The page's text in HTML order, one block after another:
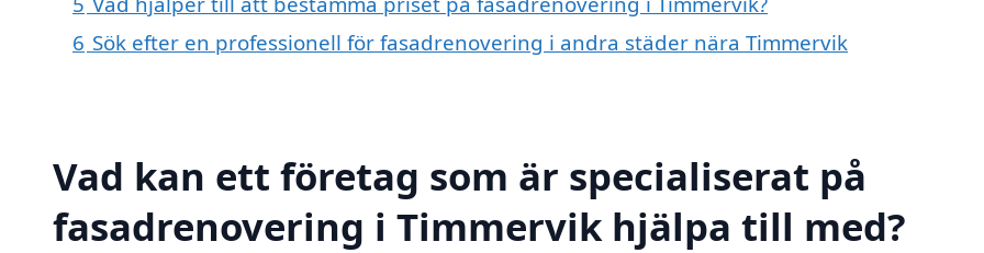
6 Sök efter en professionell för fasadrenovering i andra städer nära Timmervik
Vad kan ett företag som är specialiserat på
fasadrenovering i Timmervik hjälpa till med?